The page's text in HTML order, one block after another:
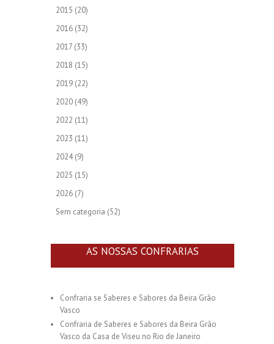
2015 (20)
2016 (32)
2017 (33)
2018 (15)
2019 (22)
2020 (49)
2022 (11)
2023 (11)
2024(9)
2025 (15)
2026 (7)
Sem categoria (52)
AS NOSSAS CONFRARIAS
Confraria se Saberes e Sabores da Beira Grão
Vasco
Confraria de Saberes e Sabores da Beira Grão
Vasco da Casa de Viseu no Rio de Janeiro